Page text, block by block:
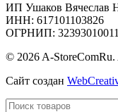
ИП Ушаков Вячеслав
ИНН: 617101103826
ОГРНИП:
© 2026 A-StoreComRu.
Сайт создан